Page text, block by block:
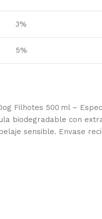
3%
5%
Filhotes 500 ml –
biodegradable con
sensible. Envase